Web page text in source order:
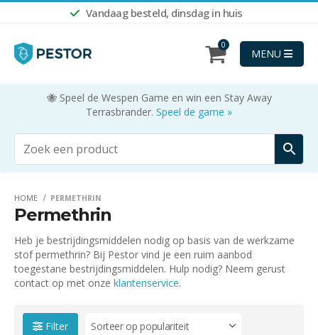
Vandaag besteld, dinsdag in huis
0
MENU
🐝 Speel de Wespen Game en win een Stay Away
Terrasbrander. Speel de game »
HOME PERMETHRIN
Permethrin
Heb je bestrijdingsmiddelen nodig op basis van de werkzame
stof permethrin? Bij Pestor vind je een ruim aanbod
toegestane bestrijdingsmiddelen. Hulp nodig? Neem gerust
contact op met onze klantenservice.
Filter